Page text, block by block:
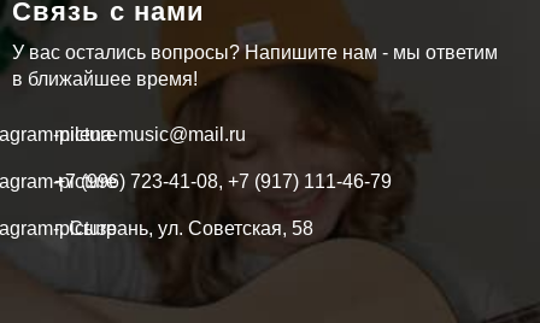
Связь с нами
У вас остались вопросы? Напишите нам - мы ответим
в ближайшее время!
milena-music@mail.ru
+7 (996) 723-41-08, +7 (917) 111-46-79
г. Сызрань, ул. Советская, 58